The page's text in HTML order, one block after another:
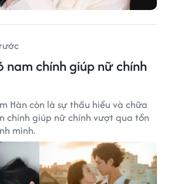
nam chính giúp nữ chính
Hàn còn là sự thấu hiểu và chữa
chính giúp nữ chính vượt qua tổn
mình.